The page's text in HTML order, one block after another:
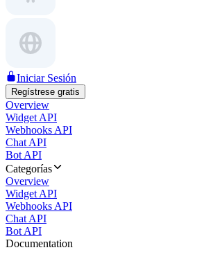
Iniciar Sesión
Regístrese gratis
Overview
Widget API
Webhooks API
Chat API
Bot API
Categorías
Overview
Widget API
Webhooks API
Chat API
Bot API
Documentation